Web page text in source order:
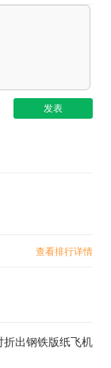
查看排行详情
出钢铁版纸飞机